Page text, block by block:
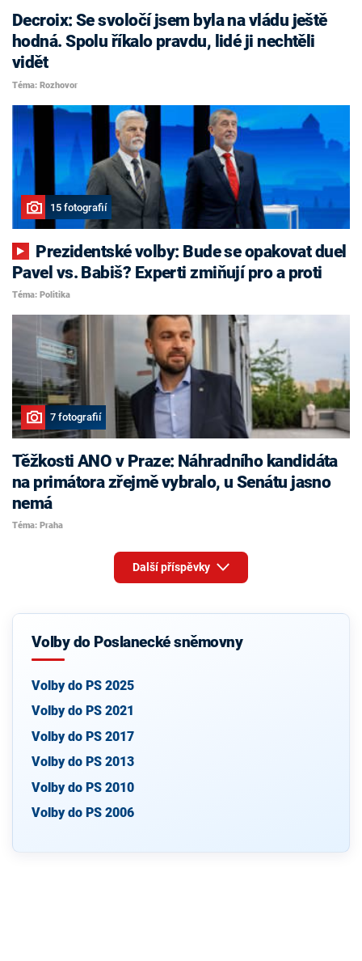
Decroix: Se svoločí jsem byla na vládu ještě
hodná. Spolu říkalo pravdu, lidé ji nechtěli
vidět
Téma: Rozhovor
15 fotografií
Pavel vs. Babiš? Experti zmiňují pro a proti
Téma: Politika
7 fotografií
Těžkosti ANO v Praze: Náhradního kandidáta
na primátora zřejmě vybralo, u Senátu jasno
nemá
Téma: Praha
Další příspěvky
Volby do Poslanecké sněmovny
Volby do PS 2025
Volby do PS 2021
Volby do PS 2017
Volby do PS 2013
Volby do PS 2010
Volby do PS 2006